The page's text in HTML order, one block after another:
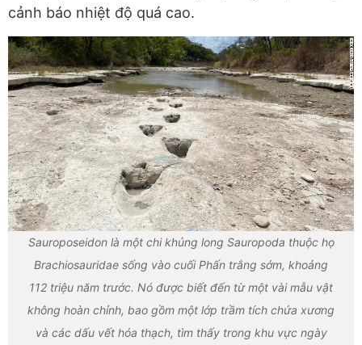
cảnh báo nhiệt độ quá cao.
Sauroposeidon là một chi khủng long Sauropoda thuộc họ
Brachiosauridae sống vào cuối Phấn trắng sớm, khoảng
112 triệu năm trước. Nó được biết đến từ một vài mẫu vật
không hoàn chỉnh, bao gồm một lớp trầm tích chứa xương
và các dấu vết hóa thạch, tìm thấy trong khu vực ngày